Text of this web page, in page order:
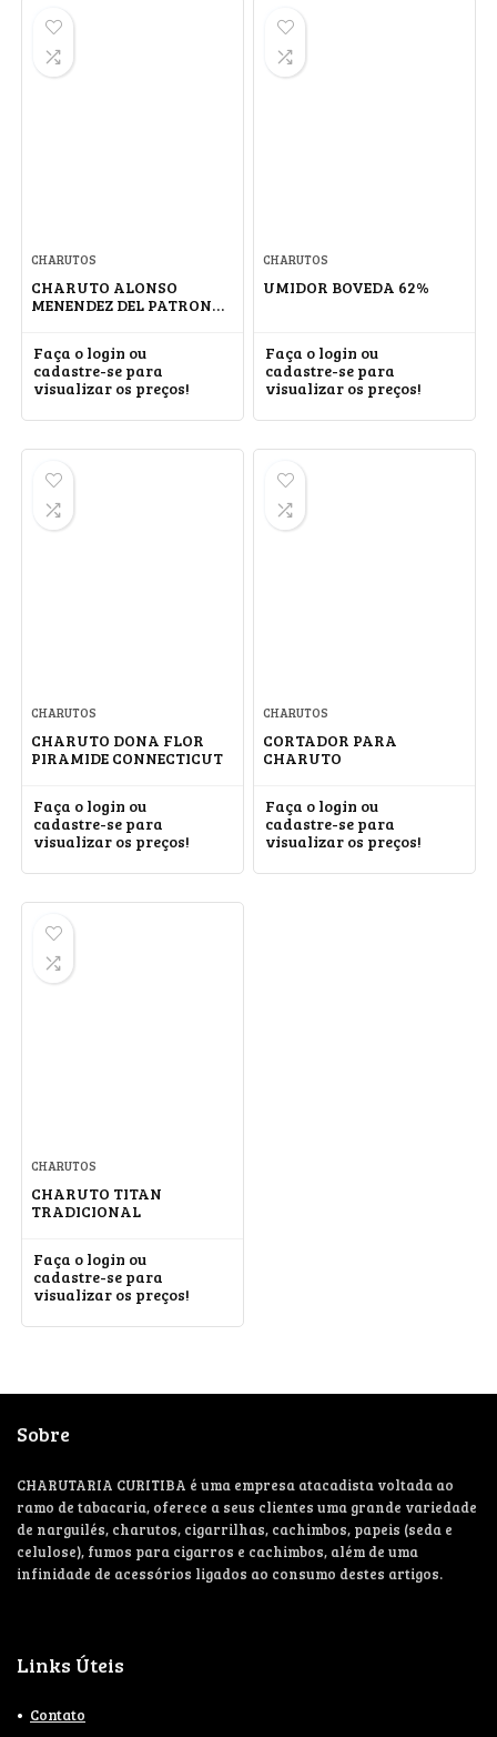
CHARUTOS
CHARUTO ALONSO
MENENDEZ DEL PATRON
Faça o login ou
cadastre-se para
visualizar os preços!
CHARUTOS
UMIDOR BOVEDA 62%
Faça o login ou
cadastre-se para
visualizar os preços!
CHARUTOS
CHARUTO DONA FLOR
PIRAMIDE CONNECTICUT
Faça o login ou
cadastre-se para
visualizar os preços!
CHARUTOS
CORTADOR PARA
CHARUTO
Faça o login ou
cadastre-se para
visualizar os preços!
CHARUTOS
CHARUTO TITAN
TRADICIONAL
Faça o login ou
cadastre-se para
visualizar os preços!
Sobre
CHARUTARIA CURITIBA é uma empresa atacadista voltada ao
ramo de tabacaria, oferece a seus clientes uma grande variedade
de narguilés, charutos, cigarrilhas, cachimbos, papeis (seda e
celulose), fumos para cigarros e cachimbos, além de uma
infinidade de acessórios ligados ao consumo destes artigos.
Links Úteis
Contato